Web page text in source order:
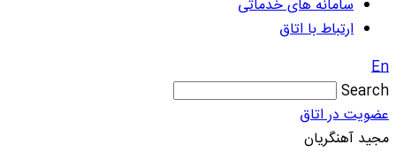
سامانه های خدماتی
ارتباط با اتاق
En
Search
عضویت در اتاق
مجید آهنگریان